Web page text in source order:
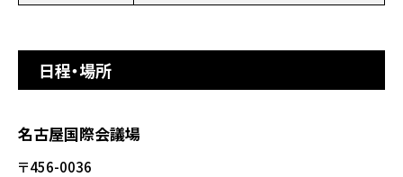
日程・場所
名古屋国際会議場
〒456-0036